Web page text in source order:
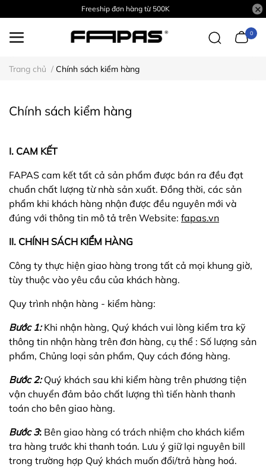
Freeship đơn hàng từ 500K
0
Trang chủ / Chính sách kiểm hàng
Chính sách kiểm hàng
I. CAM KẾT
FAPAS cam kết tất cả sản phẩm được bán ra đều đạt
chuẩn chất lượng từ nhà sản xuất. Đồng thời, các sản
phẩm khi khách hàng nhận được đều nguyên mới và
đúng với thông tin mô tả trên Website: fapas.vn
II. CHÍNH SÁCH KIỂM HÀNG
Công ty thực hiện giao hàng trong tất cả mọi khung giờ,
tùy thuộc vào yêu cầu của khách hàng.
Quy trình nhận hàng - kiểm hàng:
Bước 1:Khi nhận hàng, Quý khách vui lòng kiểm tra kỹ
thông tin nhận hàng trên đơn hàng, cụ thể : Số lượng sản
phẩm, Chủng loại sản phẩm, Quy cách đóng hàng.
Bước 2: Quý khách sau khi kiểm hàng trên phương tiện
vận chuyển đảm bảo chất lượng thì tiến hành thanh
toán cho bên giao hàng.
Bước 3: Bên giao hàng có trách nhiệm cho khách kiểm
tra hàng trước khi thanh toán. Lưu ý giữ lại nguyên bill
trong trường hợp Quý khách muốn đổi/trả hàng hoá.